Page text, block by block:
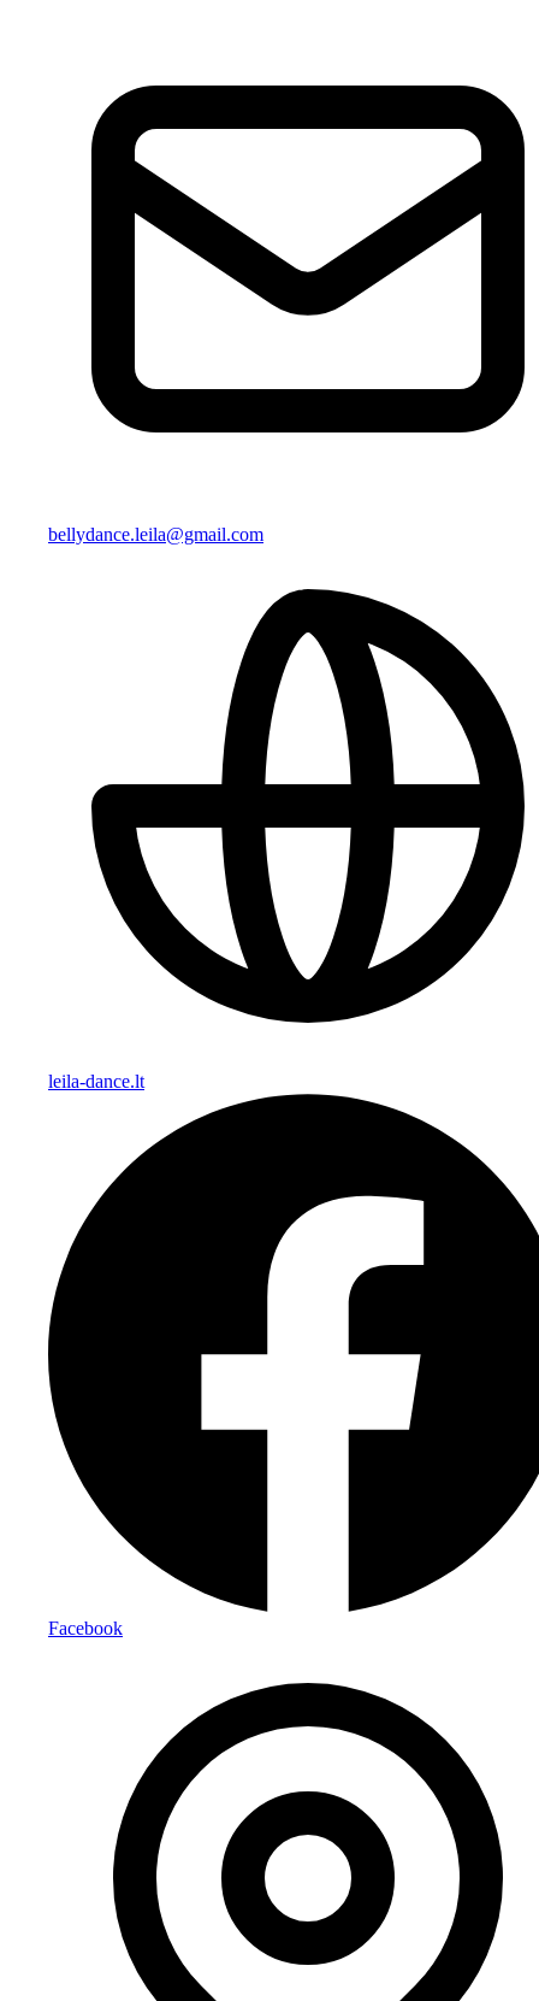
bellydance.leila@gmail.com
leila-dance.lt
Facebook